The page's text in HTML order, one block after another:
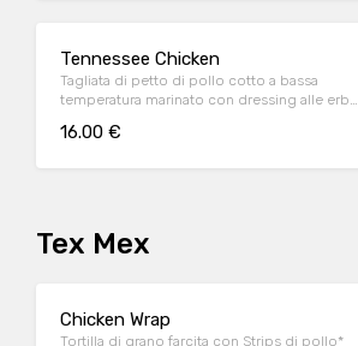
Tennessee Chicken
Tagliata di petto di pollo cotto a bassa
temperatura marinato con dressing alle erbe,
patate al forno
16.00 €
Tex Mex
Chicken Wrap
Tortilla di grano farcita con Strips di pollo*